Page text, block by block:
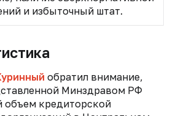
и избыточный штат.
обратил внимание,
Минздравом РФ
объем кредиторской